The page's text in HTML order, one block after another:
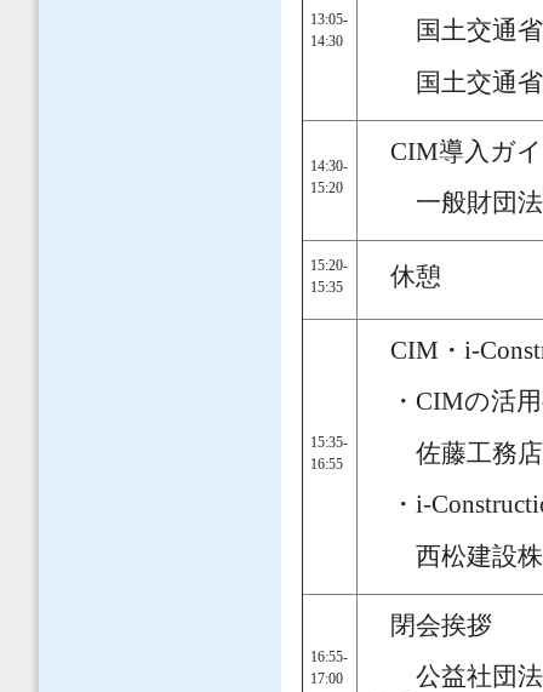
13:05-
14:30
国土交通省
国土交通省
14:30-
15:20
CIM導入ガ
一般財団法
15:20-
15:35
休憩
15:35-
16:55
CIM・i-
・CIMの活
佐藤工務店
・i-
西松建設株
16:55-
17:00
閉会挨拶
公益社団法